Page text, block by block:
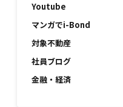
Youtube
マンガでi-Bond
対象不動産
社員ブログ
金融・経済